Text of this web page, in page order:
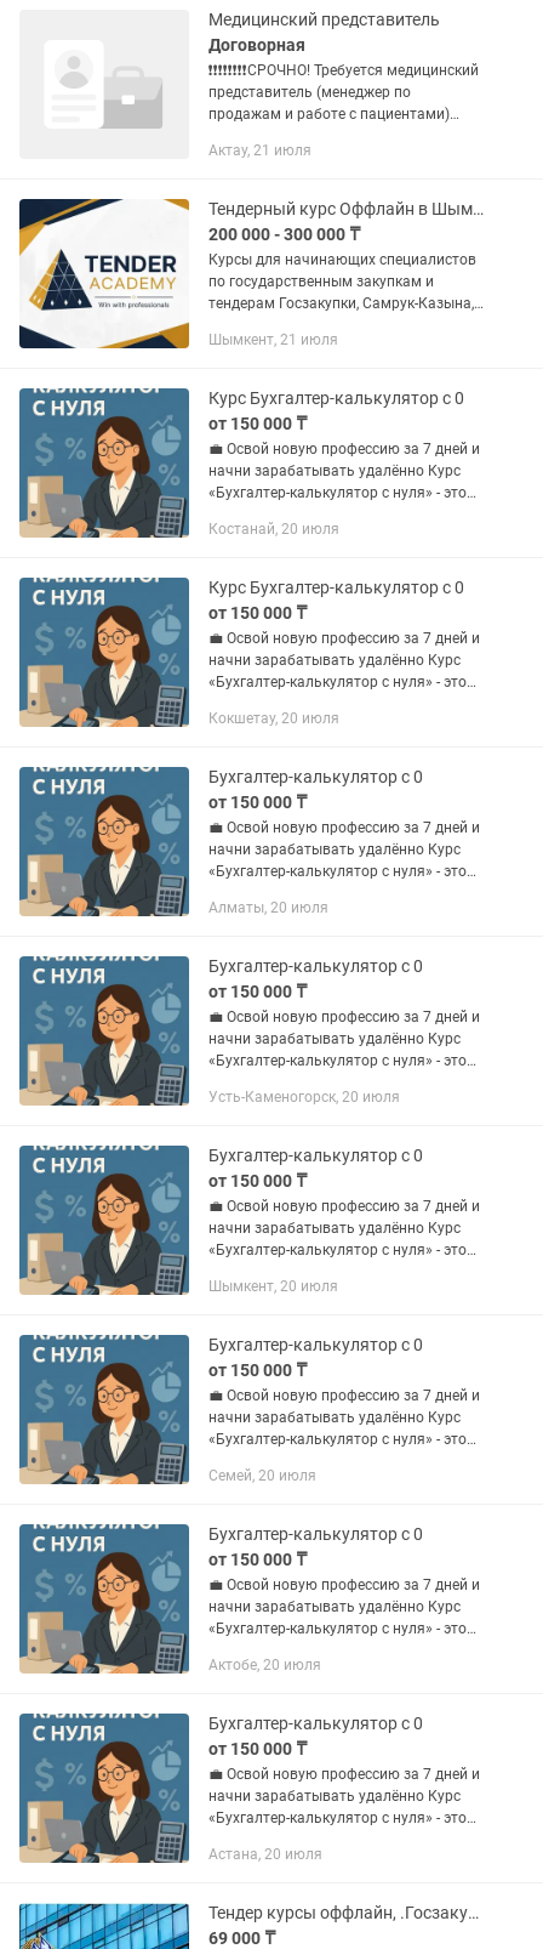
Медицинский представитель
Договорная
❗️❗️❗️❗️❗️❗️❗️❗️СРОЧНО! Требуется медицинский
представитель (менеджер по
продажам и работе с пациентами)
ответственного сотрудника, который
Актау, 21 июля
Тендерный курс Оффлайн в Шымкенте
200 000 - 300 000 ₸
Курсы для начинающих специалистов
по государственным закупкам и
тендерам Госзакупки, Самрук-Казына,
на Самрук Казына В процессе
будут...
Шымкент, 21 июля
Курс Бухгалтер-калькулятор с 0
от 150 000 ₸
💼 Освой новую профессию за 7 дней и
начни зарабатывать удалённо Курс
«Бухгалтер-калькулятор с нуля» - это
ресторанной нише. Без воды, без
Костанай, 20 июля
Курс Бухгалтер-калькулятор с 0
от 150 000 ₸
💼 Освой новую профессию за 7 дней и
начни зарабатывать удалённо Курс
«Бухгалтер-калькулятор с нуля» - это
ресторанной нише. Без воды, без
Кокшетау, 20 июля
Бухгалтер-калькулятор с 0
от 150 000 ₸
💼 Освой новую профессию за 7 дней и
начни зарабатывать удалённо Курс
«Бухгалтер-калькулятор с нуля» - это
ресторанной нише. Без воды, без
Алматы, 20 июля
Бухгалтер-калькулятор с 0
от 150 000 ₸
💼 Освой новую профессию за 7 дней и
начни зарабатывать удалённо Курс
«Бухгалтер-калькулятор с нуля» - это
ресторанной нише. Без воды, без
Усть-Каменогорск, 20 июля
Бухгалтер-калькулятор с 0
от 150 000 ₸
💼 Освой новую профессию за 7 дней и
начни зарабатывать удалённо Курс
«Бухгалтер-калькулятор с нуля» - это
ресторанной нише. Без воды, без
Шымкент, 20 июля
Бухгалтер-калькулятор с 0
от 150 000 ₸
💼 Освой новую профессию за 7 дней и
начни зарабатывать удалённо Курс
«Бухгалтер-калькулятор с нуля» - это
ресторанной нише. Без воды, без
Семей, 20 июля
Бухгалтер-калькулятор с 0
от 150 000 ₸
💼 Освой новую профессию за 7 дней и
начни зарабатывать удалённо Курс
«Бухгалтер-калькулятор с нуля» - это
ресторанной нише. Без воды, без
Актобе, 20 июля
Бухгалтер-калькулятор с 0
от 150 000 ₸
💼 Освой новую профессию за 7 дней и
начни зарабатывать удалённо Курс
«Бухгалтер-калькулятор с нуля» - это
ресторанной нише. Без воды, без
Астана, 20 июля
Тендер курсы оффлайн, .Госзакупки Самрук Казына, О маркет и другие порталы
69 000 ₸